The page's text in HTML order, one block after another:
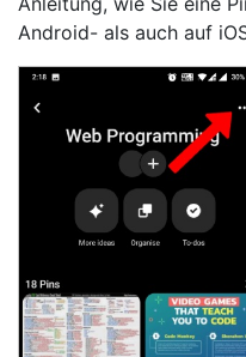
Android- als auch auf